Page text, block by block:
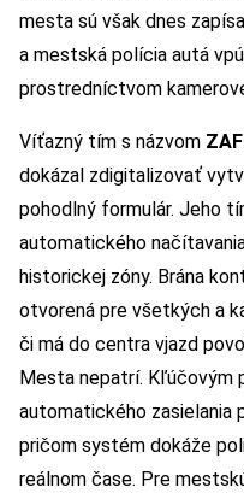
mesta sú však dnes
a mestská polícia autá
prostredníctvom
Víťazný tím s názvom
dokázal zdigitalizovať
pohodlný formulár. Jeho
automatického
historickej zóny. Brána
otvorená pre všetkých a
či má do centra vjazd
Mesta nepatrí. Kľúčovým
automatického zasielania
pričom systém dokáže
reálnom čase. Pre